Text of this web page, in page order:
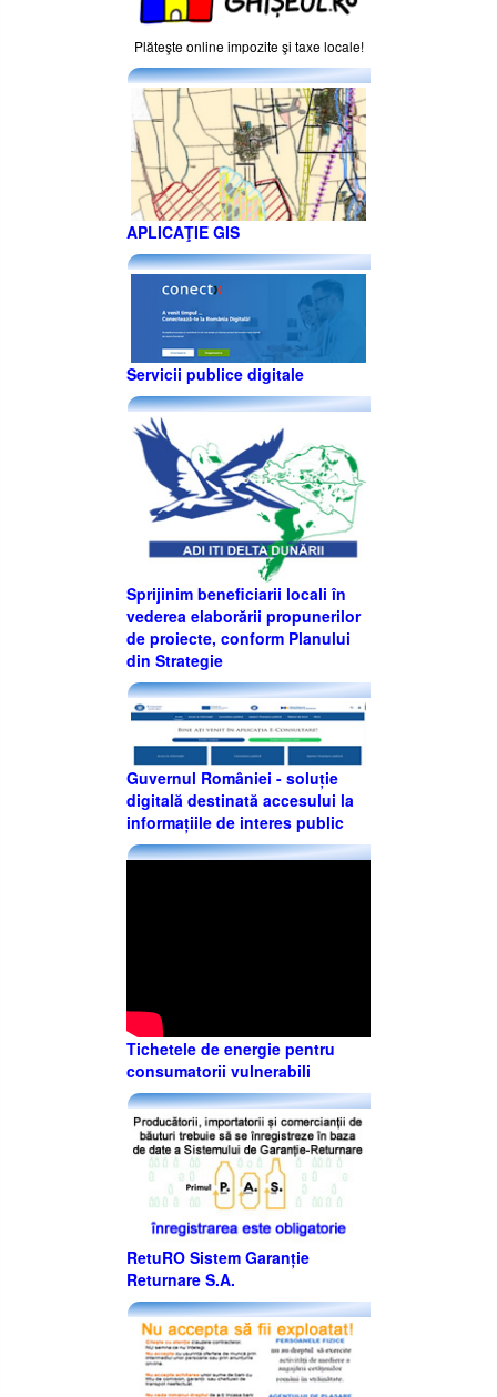
Plăteşte online impozite şi taxe locale!
APLICAŢIE GIS
Servicii publice digitale
Sprijinim beneficiarii locali în
vederea elaborării propunerilor
de proiecte, conform Planului
din Strategie
Guvernul României - soluție
digitală destinată accesului la
informațiile de interes public
Tichetele de energie pentru
consumatorii vulnerabili
RetuRO Sistem Garanție
Returnare S.A.